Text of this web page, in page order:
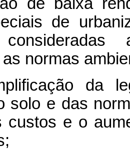
de
normas
da
solo e das
custos e o